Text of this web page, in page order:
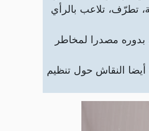
تطرّف، تلاعب بالرأي
مصدرا لمخاطر
أيضا النقاش حول تنظيم